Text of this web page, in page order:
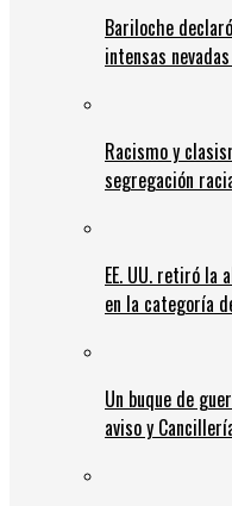
Bariloche
intensas
Racismo y
segregación
EE. UU. retiró la
en la categoría
Un buque de
aviso y